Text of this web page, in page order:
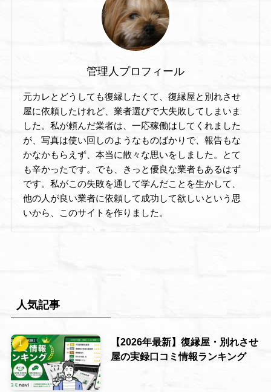
管理人プロフィール
元カレとどうしても復縁したくて、復縁屋と別れさせ
屋に依頼したけれど、業者選びで大失敗してしまいま
した。私が頼んだ業者は、一応稼働はしてくれました
が、写真は使い回しのようなものばかりで、報告もな
かなかもらえず、本当に散々な思いをしました。とて
も辛かったです。でも、きっと優良な業者もあるはず
です。私がこの失敗を通して学んだことを生かして、
他の人が良い業者に依頼して成功して欲しいという思
いから、このサイトを作りました。
人気記事
【2026年最新】復縁屋・別れさせ
屋の実録口コミ情報ランキング